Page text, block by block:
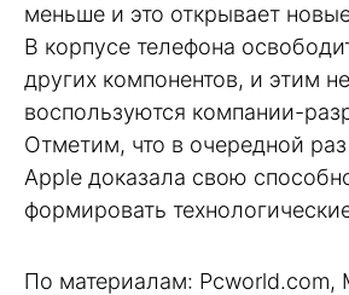
меньше и это открывает
В корпусе телефона
других компонентов, и этим
воспользуются компании-
Отметим, что в очередной
Apple доказала свою
формировать
По материалам: Pcworld.com,